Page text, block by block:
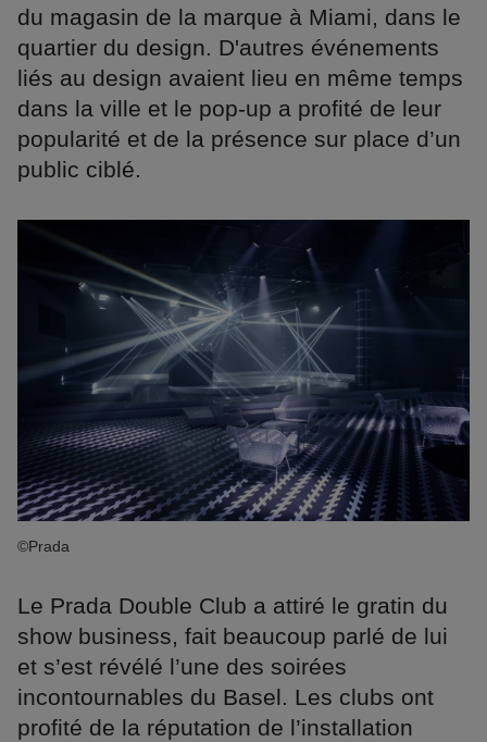
du magasin de la marque à Miami, dans le
quartier du design. D'autres événements
liés au design avaient lieu en même temps
dans la ville et le pop-up a profité de leur
popularité et de la présence sur place d’un
public ciblé.
©Prada
Le Prada Double Club a attiré le gratin du
show business, fait beaucoup parlé de lui
et s’est révélé l’une des soirées
incontournables du Basel. Les clubs ont
profité de la réputation de l’installation